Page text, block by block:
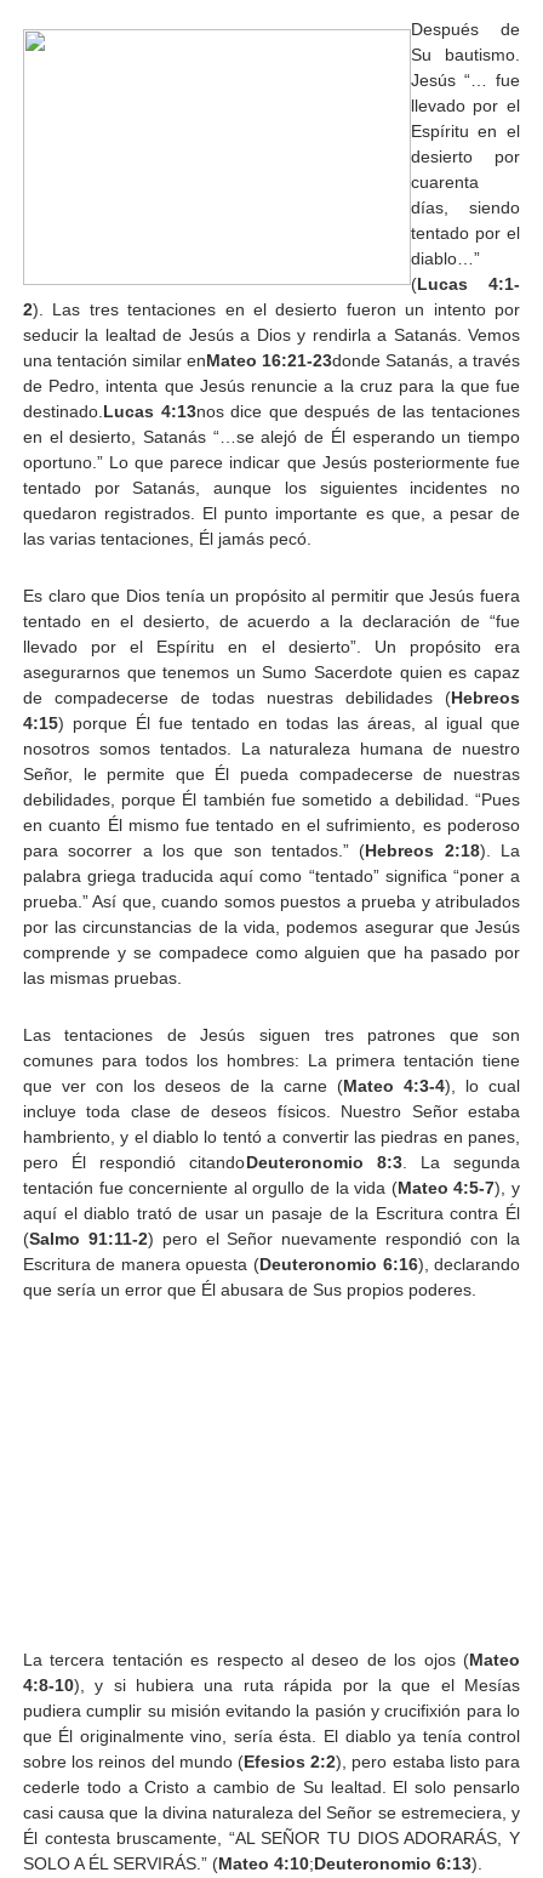
Después de
Su bautismo.
Jesús “… fue
llevado por el
Espíritu en el
desierto por
cuarenta
días, siendo
tentado por el
diablo…”
(Lucas 4:1-
2). Las tres tentaciones en el desierto fueron un intento por
seducir la lealtad de Jesús a Dios y rendirla a Satanás. Vemos
una tentación similar enMateo 16:21-23donde Satanás, a través
de Pedro, intenta que Jesús renuncie a la cruz para la que fue
destinado. Lucas 4:13nos dice que después de las tentaciones
en el desierto, Satanás “…se alejó de Él esperando un tiempo
oportuno.” Lo que parece indicar que Jesús posteriormente fue
tentado por Satanás, aunque los siguientes incidentes no
quedaron registrados. El punto importante es que, a pesar de
las varias tentaciones, Él jamás pecó.
Es claro que Dios tenía un propósito al permitir que Jesús fuera
tentado en el desierto, de acuerdo a la declaración de “fue
llevado por el Espíritu en el desierto”. Un propósito era
asegurarnos que tenemos un Sumo Sacerdote quien es capaz
de compadecerse de todas nuestras debilidades (Hebreos
4:15) porque Él fue tentado en todas las áreas, al igual que
nosotros somos tentados. La naturaleza humana de nuestro
Señor, le permite que Él pueda compadecerse de nuestras
debilidades, porque Él también fue sometido a debilidad. “Pues
en cuanto Él mismo fue tentado en el sufrimiento, es poderoso
para socorrer a los que son tentados.” (Hebreos 2:18). La
palabra griega traducida aquí como “tentado” significa “poner a
prueba.” Así que, cuando somos puestos a prueba y atribulados
por las circunstancias de la vida, podemos asegurar que Jesús
comprende y se compadece como alguien que ha pasado por
las mismas pruebas.
Las tentaciones de Jesús siguen tres patrones que son
comunes para todos los hombres: La primera tentación tiene
que ver con los deseos de la carne (Mateo 4:3-4), lo cual
incluye toda clase de deseos físicos. Nuestro Señor estaba
hambriento, y el diablo lo tentó a convertir las piedras en panes,
pero Él respondió citandoDeuteronomio 8:3. La segunda
tentación fue concerniente al orgullo de la vida (Mateo 4:5-7), y
aquí el diablo trató de usar un pasaje de la Escritura contra Él
(Salmo 91:11-2) pero el Señor nuevamente respondió con la
Escritura de manera opuesta (Deuteronomio 6:16), declarando
que sería un error que Él abusara de Sus propios poderes.
La tercera tentación es respecto al deseo de los ojos (Mateo
4:8-10), y si hubiera una ruta rápida por la que el Mesías
pudiera cumplir su misión evitando la pasión y crucifixión para lo
que Él originalmente vino, sería ésta. El diablo ya tenía control
sobre los reinos del mundo (Efesios 2:2), pero estaba listo para
cederle todo a Cristo a cambio de Su lealtad. El solo pensarlo
casi causa que la divina naturaleza del Señor se estremeciera, y
Él contesta bruscamente, “AL SEÑOR TU DIOS ADORARÁS, Y
SOLO A ÉL SERVIRÁS.” (Mateo 4:10;Deuteronomio 6:13).